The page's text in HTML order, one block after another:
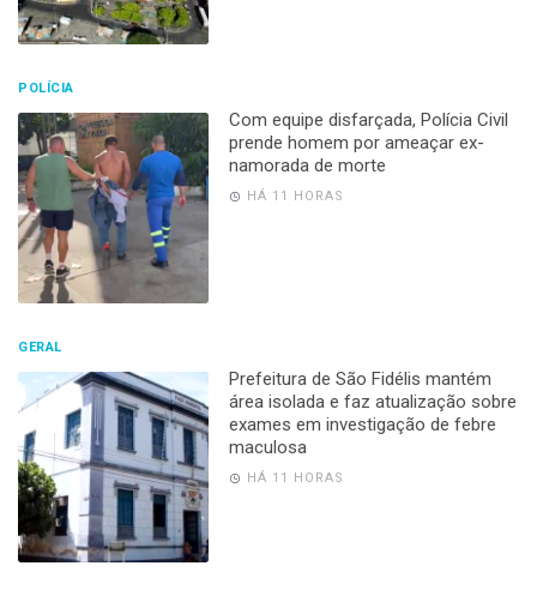
POLÍCIA
Com equipe disfarçada, Polícia Civil
prende homem por ameaçar ex-
namorada de morte
HÁ 11 HORAS
GERAL
Prefeitura de São Fidélis mantém
área isolada e faz atualização sobre
exames em investigação de febre
maculosa
HÁ 11 HORAS